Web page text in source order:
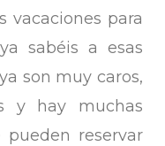
vacaciones para
sabéis a esas
son muy caros,
y hay muchas
reservar